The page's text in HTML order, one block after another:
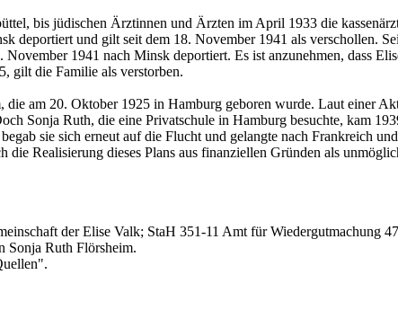
bis jüdischen Ärztinnen und Ärzten im April 1933 die
deportiert und gilt seit dem 18. November 1941 als verschollen.
1941 nach Minsk deportiert. Es ist anzunehmen, dass
gilt die Familie als verstorben.
am 20. Oktober 1925 in Hamburg geboren wurde. Laut einer
Sonja Ruth, die eine Privatschule in Hamburg besuchte, kam
sie sich erneut auf die Flucht und gelangte nach Frankreich
Realisierung dieses Plans aus finanziellen Gründen als
der Elise Valk; StaH 351-11 Amt für Wiedergutmachung
Sonja Ruth Flörsheim.